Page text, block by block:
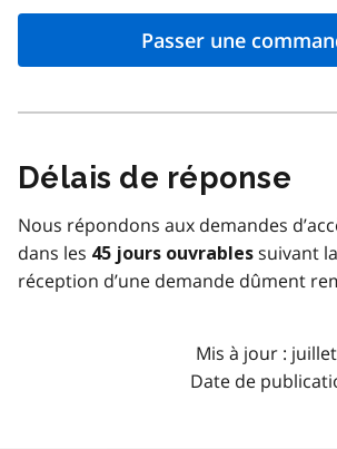
Passer une
Délais de réponse
Nous répondons aux demandes
dans les 45 jours ouvrables suivant
réception d’une demande dûment
Mis à jour :
Date de